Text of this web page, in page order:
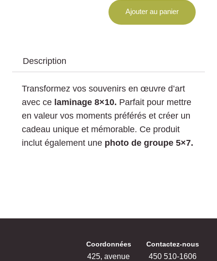
8x10
Ajouter au panier
Description
Transformez vos souvenirs en œuvre d’art
avec ce laminage 8×10. Parfait pour mettre
en valeur vos moments préférés et créer un
cadeau unique et mémorable. Ce produit
inclut également une photo de groupe 5×7.
Coordonnées
425, avenue
Contactez-nous
‍450 ‍510-1606